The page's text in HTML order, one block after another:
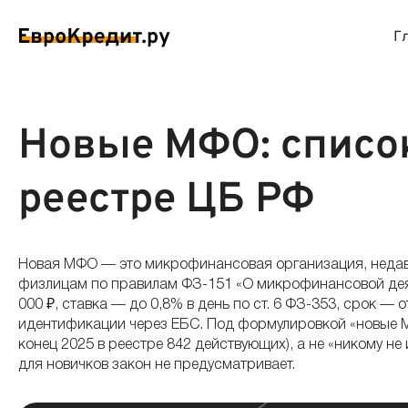
на карту
с плохой КИ
займы
Займы без проверок
Займы без процентов
Лучшие займы
Долгосрочные займы
С
Лучшие кредитные
Кредитные карты
Беспроцентные
Новые МФО:
реестре ЦБ РФ
Новая МФО — это микрофинансовая организация,
физлицам по правилам ФЗ-151 «О микрофинансовой
000 ₽, ставка — до 0,8% в день по ст. 6 ФЗ-353, срок —
идентификации через ЕБС. Под формулировкой «новые
конец 2025 в реестре 842 действующих), а не «никому
для новичков закон не предусматривает.